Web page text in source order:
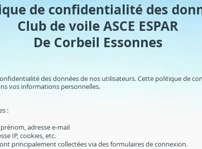
de confidentialité des
Club de voile ASCE ESPAR
De Corbeil Essonnes
des données de nos utilisateurs. Cette politique de
vos informations personnelles.
:
adresse e-mail
IP, cookies, etc.
principalement collectées via des formulaires de connexion.